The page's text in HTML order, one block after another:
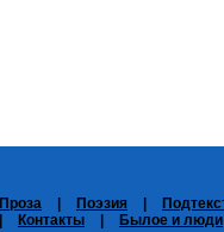
Проза Поэзия
Контакты Былое и люди